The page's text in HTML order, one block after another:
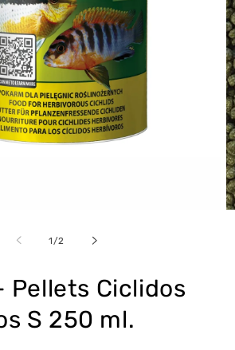
1/de
2
Pellets Ciclidos
S 250 ml.